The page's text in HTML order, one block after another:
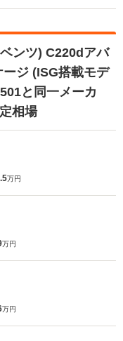
ンツ) C220dアバ
ジ (ISG搭載モデ
と同一メーカ
相場
万円
万円
万円